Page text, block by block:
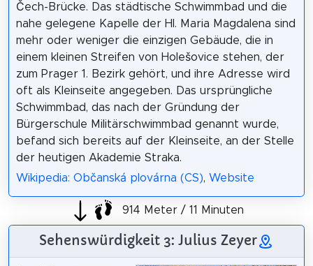
Čech-Brücke. Das städtische Schwimmbad und die
nahe gelegene Kapelle der Hl. Maria Magdalena sind
mehr oder weniger die einzigen Gebäude, die in
einem kleinen Streifen von Holešovice stehen, der
zum Prager 1. Bezirk gehört, und ihre Adresse wird
oft als Kleinseite angegeben. Das ursprüngliche
Schwimmbad, das nach der Gründung der
Bürgerschule Militärschwimmbad genannt wurde,
befand sich bereits auf der Kleinseite, an der Stelle
der heutigen Akademie Straka.
Wikipedia: Občanská plovárna (CS), Website
914 Meter / 11 Minuten
Sehenswürdigkeit 3: Julius Zeyer